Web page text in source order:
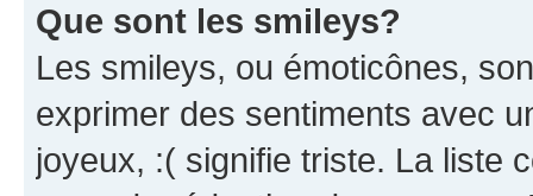
Que sont les smileys?
Les smileys, ou émoticônes,
exprimer des sentiments avec
joyeux, :( signifie triste. La liste